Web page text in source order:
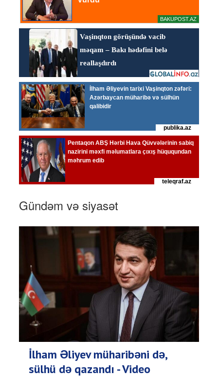
Gündəm və siyasət
İlham Əliyev müharibəni də,
sülhü də qazandı - Video